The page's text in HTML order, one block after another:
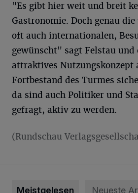
"Es gibt hier weit und breit
Gastronomie. Doch genau
oft auch internationalen,
gewünscht" sagt Felstau
attraktives Nutzungskonzept
Fortbestand des Turmes
da sind auch Politiker und
gefragt, aktiv zu werden.
(Rundschau
Meistgelesen Neueste